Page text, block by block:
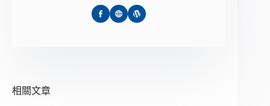
相關文章